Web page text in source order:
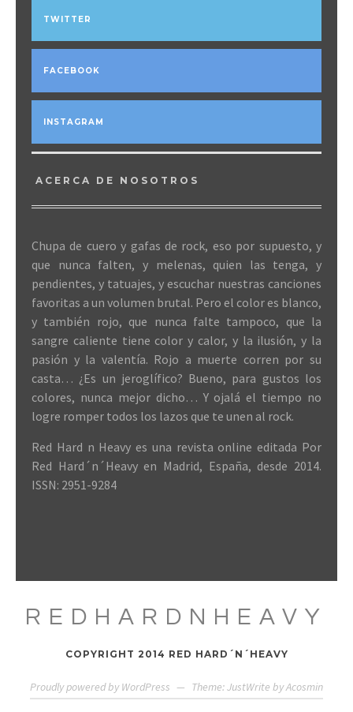
TWITTER
FACEBOOK
INSTAGRAM
ACERCA DE NOSOTROS
Chupa de cuero y gafas de rock, eso por supuesto, y
que nunca falten, y melenas, quien las tenga, y
pendientes, y tatuajes, y escuchar nuestras canciones
favoritas a un volumen brutal. Pero el color es blanco,
y también rojo, que nunca falte tampoco, que la
sangre caliente tiene color y calor, y la ilusión, y la
pasión y la valentía. Rojo a muerte corren por su
casta… ¿Es un jeroglífico? Bueno, para gustos los
colores, nunca mejor dicho… Y ojalá el tiempo no
logre romper todos los lazos que te unen al rock.
Red Hard n Heavy es una revista online editada Por
Red Hard´n´Heavy en Madrid, España, desde 2014.
ISSN: 2951-9284
REDHARDNHEAVY
COPYRIGHT 2014 RED HARD´N´HEAVY
Proudly powered by WordPress — Theme: JustWrite byAcosmin